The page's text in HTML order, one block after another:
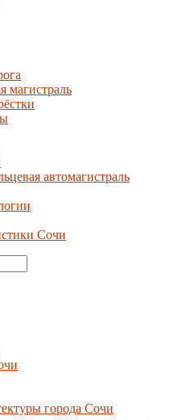
магистраль
автомагистраль
Сочи
города Сочи